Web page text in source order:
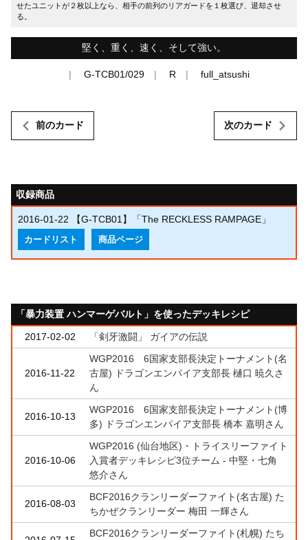
せたユニットが２枚以上なら、相手の前列のリアガードを１枚選び、退却させ
る。
堅く、重く、速く、そして強い。
G-TCB01/029 R full_atsushi
前のカード 次のカード
収録商品
2016-01-22 【G-TCB01】「The RECKLESS RAMPAGE」
カードリスト 商品ページ
「暴力装置 ハンマーゲバルト」を使ったデッキレシピ
2017-02-02 「剣牙激闘」 ガイアの伝説
2016-11-22
WGP2016 6国家支部長決定トーナメント(名
古屋) ドラゴンエンパイア支部長 樋口 暁久さ
ん
2016-10-13
WGP2016 6国家支部長決定トーナメント(博
多) ドラゴンエンパイア支部長 橋本 嘉明さん
2016-10-06
WGP2016 (仙台地区)・トライスリーファイト
入賞者デッキレシピ3位チーム - 中堅・七角
悠介さん
2016-08-03
BCF2016クランリーダーファイト(名古屋) た
ちかぜクランリーダー 梅田 一輝さん
BCF2016クランリーダーファイト(札幌) たち